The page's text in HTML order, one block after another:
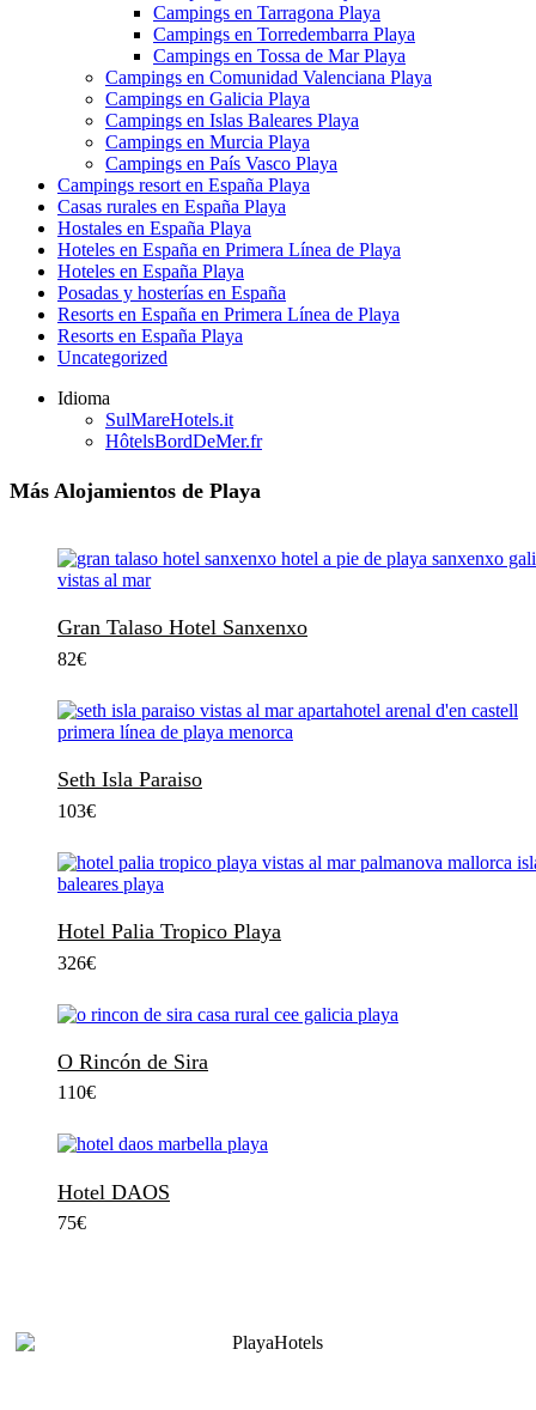
Campings en Tarragona Playa
Campings en Torredembarra Playa
Campings en Tossa de Mar Playa
Campings en Comunidad Valenciana Playa
Campings en Galicia Playa
Campings en Islas Baleares Playa
Campings en Murcia Playa
Campings en País Vasco Playa
Campings resort en España Playa
Casas rurales en España Playa
Hostales en España Playa
Hoteles en España en Primera Línea de Playa
Hoteles en España Playa
Posadas y hosterías en España
Resorts en España en Primera Línea de Playa
Resorts en España Playa
Uncategorized
Idioma
SulMareHotels.it
HôtelsBordDeMer.fr
Más Alojamientos de Playa
Gran Talaso Hotel Sanxenxo
82€
Seth Isla Paraiso
103€
Hotel Palia Tropico Playa
326€
O Rincón de Sira
110€
Hotel DAOS
75€